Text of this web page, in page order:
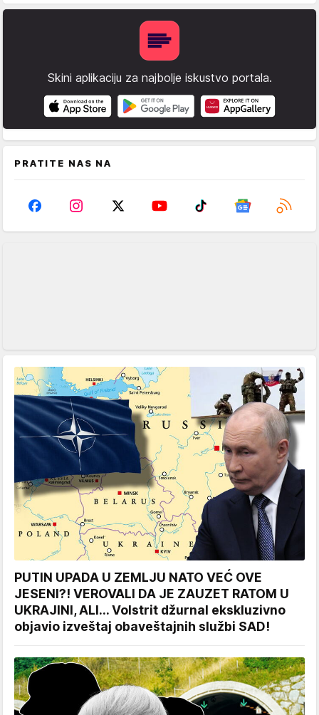
Skini aplikaciju za najbolje iskustvo portala.
PRATITE NAS NA
PUTIN UPADA U ZEMLJU NATO VEĆ OVE
JESENI?! VEROVALI DA JE ZAUZET RATOM U
UKRAJINI, ALI... Volstrit džurnal ekskluzivno
objavio izveštaj obaveštajnih službi SAD!